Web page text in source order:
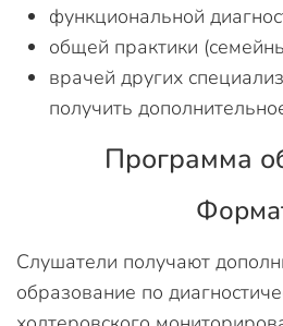
функциональной
общей практики
врачей других
получить
Программа
Слушатели получают
образование по